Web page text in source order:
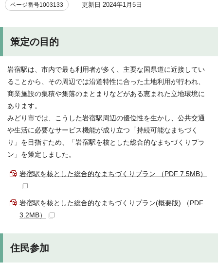
ページ番号1003133 更新日 2024年1月5日
策定の目的
岩宿駅は、市内で最も利用者が多く、主要な国県道に近接してい
ることから、その周辺では沿道特性に合った土地利用が行われ、
商業施設の集積や集落のまとまりなどがある恵まれた立地環境に
あります。
みどり市では、こうした岩宿駅周辺の優位性を生かし、公共交通
や生活に必要なサービス機能が成り立つ「持続可能なまちづく
り」を目指すため、「岩宿駅を核とした総合的なまちづくりプラ
ン」を策定しました。
岩宿駅を核とした総合的なまちづくりプラン （PDF 7.5MB）
岩宿駅を核とした総合的なまちづくりプラン(概要版) （PDF
3.2MB）
住民参加